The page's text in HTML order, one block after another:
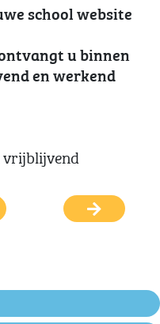
school website
u binnen
en werkend